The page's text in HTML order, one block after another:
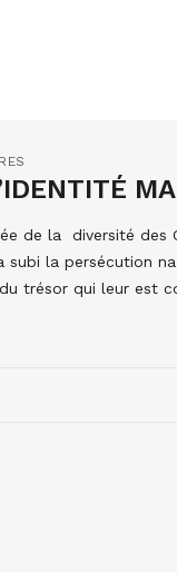
de la diversité des
la persécution
trésor qui leur est